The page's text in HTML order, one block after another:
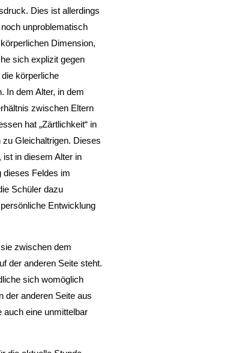
Dies ist allerdings
unproblematisch
Dimension,
sich explizit gegen
körperliche
In dem Alter, in dem
zwischen Eltern
hat „Zärtlichkeit“ in
Gleichaltrigen. Dieses
in diesem Alter in
dieses Feldes im
Schüler dazu
Entwicklung
zwischen dem
der anderen Seite steht.
sich womöglich
der anderen Seite aus
auch eine unmittelbar